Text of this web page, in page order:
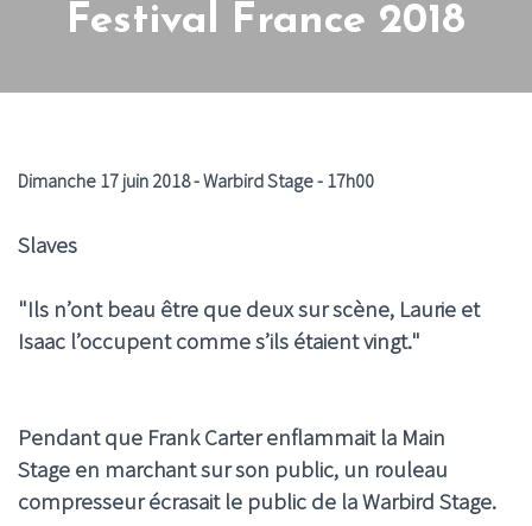
Festival France 2018
Dimanche 17 juin 2018 - Warbird Stage - 17h00
Slaves
"Ils n’ont beau être que deux sur scène, Laurie et
Isaac l’occupent comme s’ils étaient vingt."
Pendant que Frank Carter enflammait la Main
Stage en marchant sur son public, un rouleau
compresseur écrasait le public de la Warbird Stage.